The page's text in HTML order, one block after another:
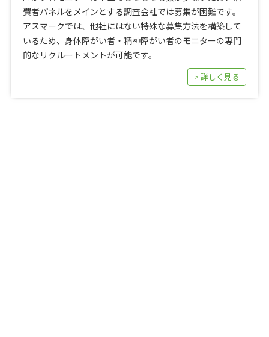
費者パネルをメインとする調査会社では募集が困難です。
アスマークでは、他社にはない特殊な募集方法を構築して
いるため、身体障がい者・精神障がい者のモニターの専門
的なリクルートメントが可能です。
> 詳しく見る